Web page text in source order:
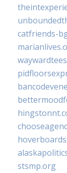
catfriends-
stsmp.org